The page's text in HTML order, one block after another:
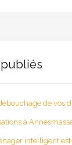
de vos
à
intelligent